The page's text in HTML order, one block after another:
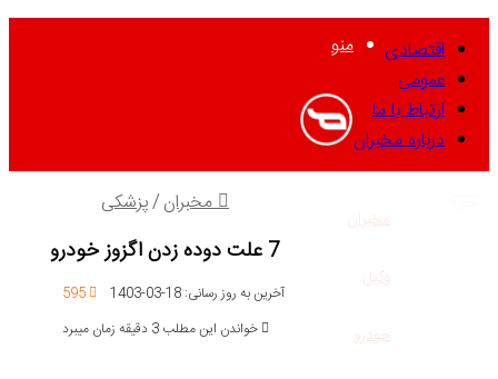
اقتصادی
عمومی
ارتباط با ما
درباره مخبران
منو
مخبران
وکیل
خودرو
مخبران/پزشکی
7 علت دوده زدن اگزوز خودرو
آخرین به روز رسانی: 18-03-1403
595
خواندن این مطلب 3 دقیقه زمان میبرد